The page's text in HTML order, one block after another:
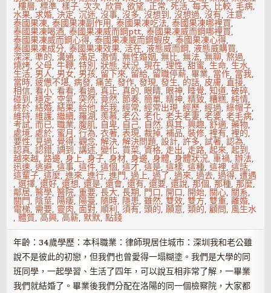
,樓層,標準,樣子,次次,欣賞,欲望,正常,死活,每天, 比較, 毛病,
水果,求婚,決定,沉迷,沒事,沒多,沒想到,沒想過,沒有, 注意,
泰國果凍,泰國果凍副作用,泰國果凍吃法,泰國果凍哪裡買,
泰國果凍喝酒,泰國果凍威而鋼ptt,泰國果凍威而鋼哪裡買,
泰國果凍威而鋼心得,泰國果凍威而鋼蝦皮,泰國果凍心得,
泰國果凍成分,泰國果凍效果,活在,液態威而鋼,液態威購買,
深深,準的,溝通,滿足,激情,無性婚姻,無比,無法,無聊,熬過,
燒烤,父母,牛鞭,特別,狀態,狀況,現在,理性,甜蜜,生命,生水,
生活, 男人, 男女, 男孩, 留下來, 留給, 留職停薪,畢業, 當作, 當我,
當時,疲憊不堪,病發,痛苦,發作,發現,發生, 的話,皮膚,直接,
相信,看小,看看,看過,真正,真的, 眼睛, 眼神, 睡覺,知道,破碎,
碰到,穩定, 空氣,突然,竟然,節奏,簡單,精神,精致,糟糕,純情,
終於,結婚,結果,給他,給我,經常,經常出現,經歷,經過,綠帽子,
維持,維護,繼續, 羅湖,羨慕,老公,老化,老夫老妻,老婆,老毛病,
考試,而已,職業,腹肌, 自卑, 自己, 自然,與其,興趣,舒適,藥物,
處境, 處於, 蜜月,行為,衣著,表現,裁掉,補品,裝修,裡有,裡的,
要性, 見過, 覺得,觀念,解決,解決問題,設計,許多,試著,認為,
認真,認錯,調到,講述,變化, 買菜,資格,走出,走路,起來,起到,
越來越,路邊,身上,身子,身材,身邊,身體,身體狀況,車禍,辦法,
迅速,逃避,這事,這件,這個,這才,這是,這樣,這種,這裡,這話,
這輩子,這麼,進來,進行,進門,過上,過了,過來,過去,過得,遭遇
,選擇,還好,還想,還是,還會,還有,還要,還說,那個,那種,那麼,
鄰居,醫學,醫院,重要,長大,長期, 門口, 開口, 開始, 關心, 關系,
關門, 陰莖, 陽痿, 陽臺, 隨時, 隱患,雖然,雙效,雙方,雙重,離婚,
電梯, 需要, 靈肉,面對,順利,須有,頭的,願意,類的,顧問, 風生水
,體質,高興,高薪, 默默,點錢
年齡：34歲學歷：本科職業：律師現居住城市：深圳我和老公雖
說不是彼此的初戀，但我們也曾愛得一塌糊塗。我們是大學的同
班同學，一起學習、生活了四年，可以說互相非常了解，一畢業
我們就結婚了。畢業後我們分配在洛陽的同一個檢察院，大家都